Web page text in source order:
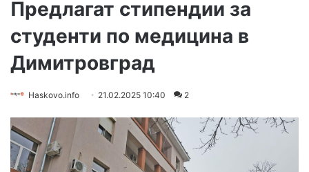
Предлагат стипендии за
студенти по медицина в
Димитровград
Haskovo.info 21.02.2025 10:40 2